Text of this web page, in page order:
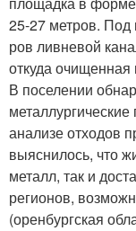
25-27 метров. Под
ров ливневой
откуда очищенная
В поселении
анализе отходов
выяснилось, что
металл, так и
регионов,
(оренбургская